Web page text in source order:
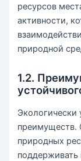
ресурсов
активности,
природной
1.2.
преимуществ.
природных
поддерживать